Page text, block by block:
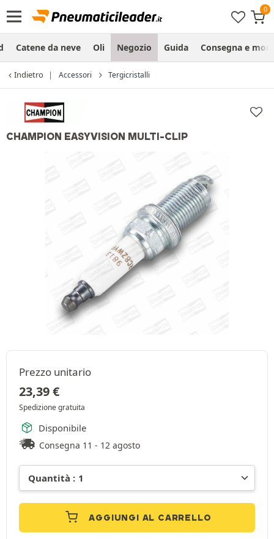
Catene da neve Oli Negozio Guida Consegna e
Indietro Accessori Tergicristalli
CHAMPION EASYVISION MULTI-CLIP
Prezzo unitario
23,39€
Spedizione gratuita
Disponibile
Consegna 11 - 12 agosto
AGGIUNGI AL CARRELLO